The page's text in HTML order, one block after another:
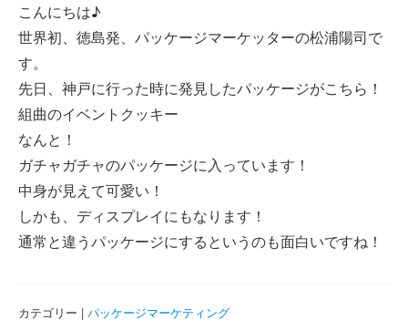
こんにちは♪
世界初、徳島発、パッケージマーケッターの松浦陽司で
す。
先日、神戸に行った時に発見したパッケージがこちら！
組曲のイベントクッキー
なんと！
ガチャガチャのパッケージに入っています！
中身が見えて可愛い！
しかも、ディスプレイにもなります！
通常と違うパッケージにするというのも面白いですね！
カテゴリー | パッケージマーケティング